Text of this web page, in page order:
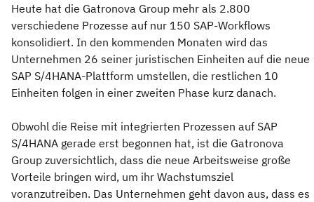
Heute hat die Gatronova Group mehr als 2.800
verschiedene Prozesse auf nur 150 SAP-Workflows
konsolidiert. In den kommenden Monaten wird das
Unternehmen 26 seiner juristischen Einheiten auf die neue
SAP S/4HANA-Plattform umstellen, die restlichen 10
Einheiten folgen in einer zweiten Phase kurz danach.
Obwohl die Reise mit integrierten Prozessen auf SAP
S/4HANA gerade erst begonnen hat, ist die Gatronova
Group zuversichtlich, dass die neue Arbeitsweise große
Vorteile bringen wird, um ihr Wachstumsziel
voranzutreiben. Das Unternehmen geht davon aus, dass es